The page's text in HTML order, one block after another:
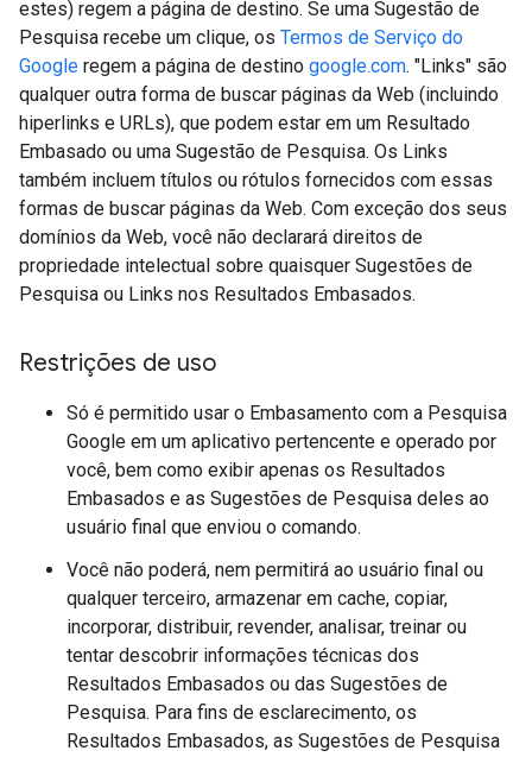
estes) regem a página de destino. Se uma Sugestão de
Pesquisa recebe um clique, os Termos de Serviço do
Google regem a página de destino google.com. "Links" são
qualquer outra forma de buscar páginas da Web (incluindo
hiperlinks e URLs), que podem estar em um Resultado
Embasado ou uma Sugestão de Pesquisa. Os Links
também incluem títulos ou rótulos fornecidos com essas
formas de buscar páginas da Web. Com exceção dos seus
domínios da Web, você não declarará direitos de
propriedade intelectual sobre quaisquer Sugestões de
Pesquisa ou Links nos Resultados Embasados.
Restrições de uso
Só é permitido usar o Embasamento com a Pesquisa
Google em um aplicativo pertencente e operado por
você, bem como exibir apenas os Resultados
Embasados e as Sugestões de Pesquisa deles ao
usuário final que enviou o comando.
Você não poderá, nem permitirá ao usuário final ou
qualquer terceiro, armazenar em cache, copiar,
incorporar, distribuir, revender, analisar, treinar ou
tentar descobrir informações técnicas dos
Resultados Embasados ou das Sugestões de
Pesquisa. Para fins de esclarecimento, os
Resultados Embasados, as Sugestões de Pesquisa